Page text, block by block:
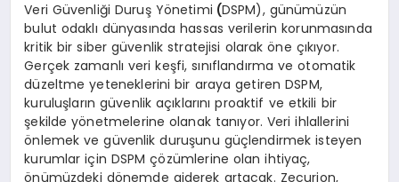
Veri Güvenliği Duruş Yönetimi (DSPM), günümüzün
bulut odaklı dünyasında hassas verilerin korunmasında
kritik bir siber güvenlik stratejisi olarak öne çıkıyor.
Gerçek zamanlı veri keşfi, sınıflandırma ve otomatik
düzeltme yeteneklerini bir araya getiren DSPM,
kuruluşların güvenlik açıklarını proaktif ve etkili bir
şekilde yönetmelerine olanak tanıyor. Veri ihlallerini
önlemek ve güvenlik duruşunu güçlendirmek isteyen
kurumlar için DSPM çözümlerine olan ihtiyaç,
önümüzdeki dönemde giderek artacak. Zecurion,